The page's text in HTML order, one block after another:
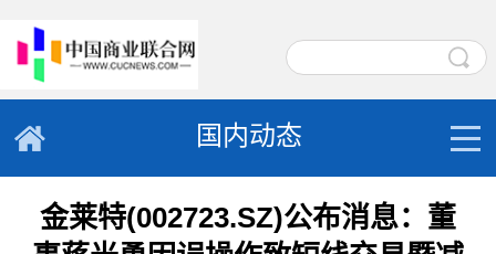
国内动态
金莱特(002723.SZ)公布消息：董